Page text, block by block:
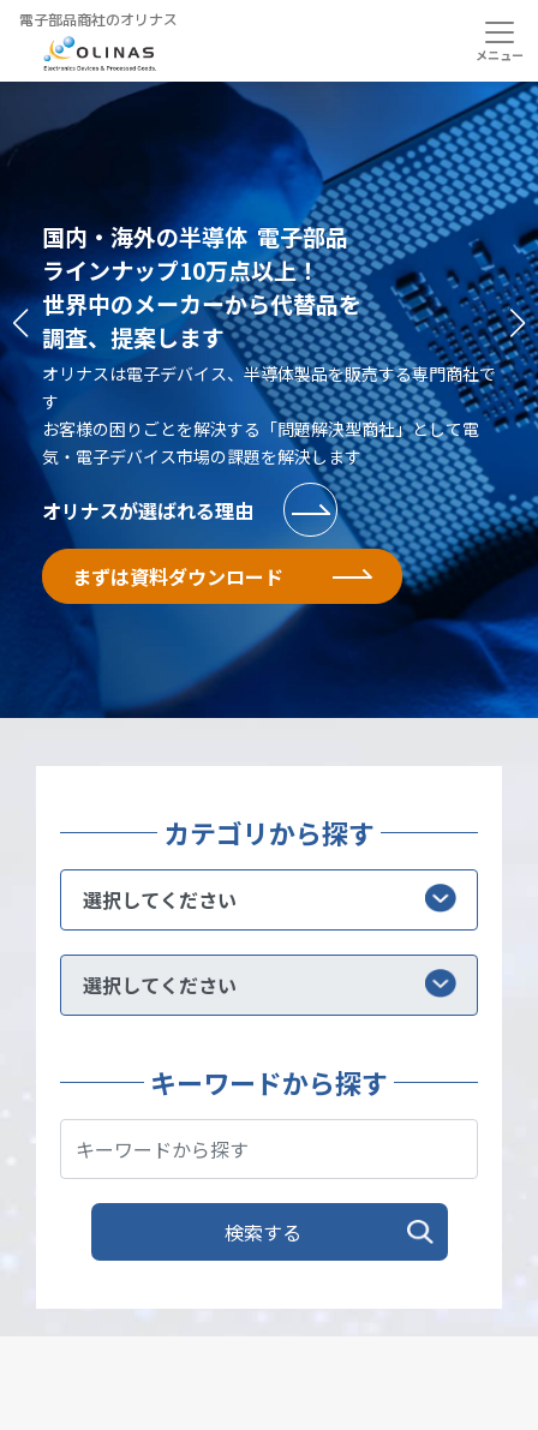
電子部品商社のオリナス
EOL、入手困難、値上がり、納期遅延
半導体・電子デバイス調達の悩みを
解決します
オリナスは電子デバイス、半導体製品を販売する専門商社で
す
約10万アイテムの豊富な製品ラインナップと商社の知見を
活かし電気・電子デバイス市場の課題を解決します
オリナスが選ばれる理由
半導体、電子部品の代替品を提案
電気・電子デバイスの悩みを解決します
オリナスは電子デバイス、半導体製品を販売する専門商社で
す
豊富な知識と製品ラインナップを活かし、調達の課題を解決
します
オリナスが選ばれる理由
まずは資料ダウンロード
国内・海外の半導体 電子部品
ラインナップ10万点以上！
世界中のメーカーから代替品を
調査、提案します
オリナスは電子デバイス、半導体製品を販売する専門商社で
す
お客様の困りごとを解決する「問題解決型商社」として電
気・電子デバイス市場の課題を解決します
オリナスが選ばれる理由
まずは資料ダウンロード
カテゴリから探す
キーワードから探す